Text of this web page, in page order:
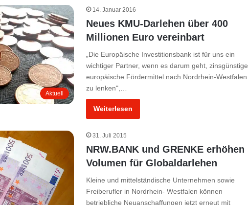
Aktuell
14. Januar 2016
Neues KMU-Darlehen über 400
Millionen Euro vereinbart
„Die Europäische Investitionsbank ist für uns ein
wichtiger Partner, wenn es darum geht, zinsgünstige
europäische Fördermittel nach Nordrhein-Westfalen
zu lenken",…
Weiterlesen
31. Juli 2015
NRW.BANK und GRENKE erhöhen
Volumen für Globaldarlehen
Kleine und mittelständische Unternehmen sowie
Freiberufler in Nordrhein- Westfalen können
betriebliche Neuanschaffungen jetzt erneut mit